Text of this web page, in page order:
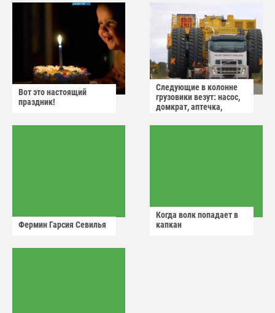
Вот это настоящий
праздник!
Следующие в колонне
грузовики везут: насос,
домкрат, аптечка,
Фермин Гарсия Севилья
Когда волк попадает в
капкан